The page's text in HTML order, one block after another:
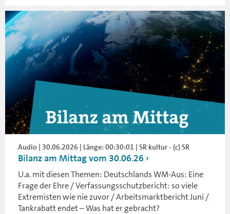
Audio | 30.06.2026 | Länge: 00:30:01 | SR kultur - (c) SR
Bilanz am Mittag vom 30.06.26
U.a. mit diesen Themen: Deutschlands WM-Aus: Eine
Frage der Ehre / Verfassungsschutzbericht: so viele
Extremisten wie nie zuvor / Arbeitsmarktbericht Juni /
Tankrabatt endet – Was hat er gebracht?